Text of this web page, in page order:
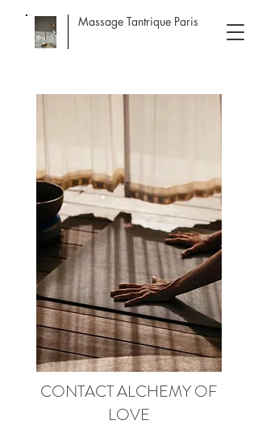
Massage Tantrique Paris
CONTACT ALCHEMY OF
LOVE